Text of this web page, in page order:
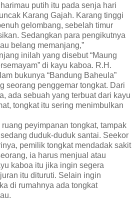
putih itu pada senja hari
Karang Gajah. Karang tinggi
gelombang, sebelah timur
Sedangkan para pengikutnya
belang memanjang,”
inilah yang disebut “Maung
di kayu kaboa. R.H.
bukunya “Bandung Baheula”
seorang penggemar tongkat. Dari
ada sebuah yang terbuat dari kayu
tongkat itu sering menimbulkan
peyimpanan tongkat, tampak
duduk-duduk santai. Seekor
pemilik tongkat mendadak sakit
ia harus menjual atau
kaboa itu jika ingin segera
itu dituruti. Selain ingin
di rumahnya ada tongkat